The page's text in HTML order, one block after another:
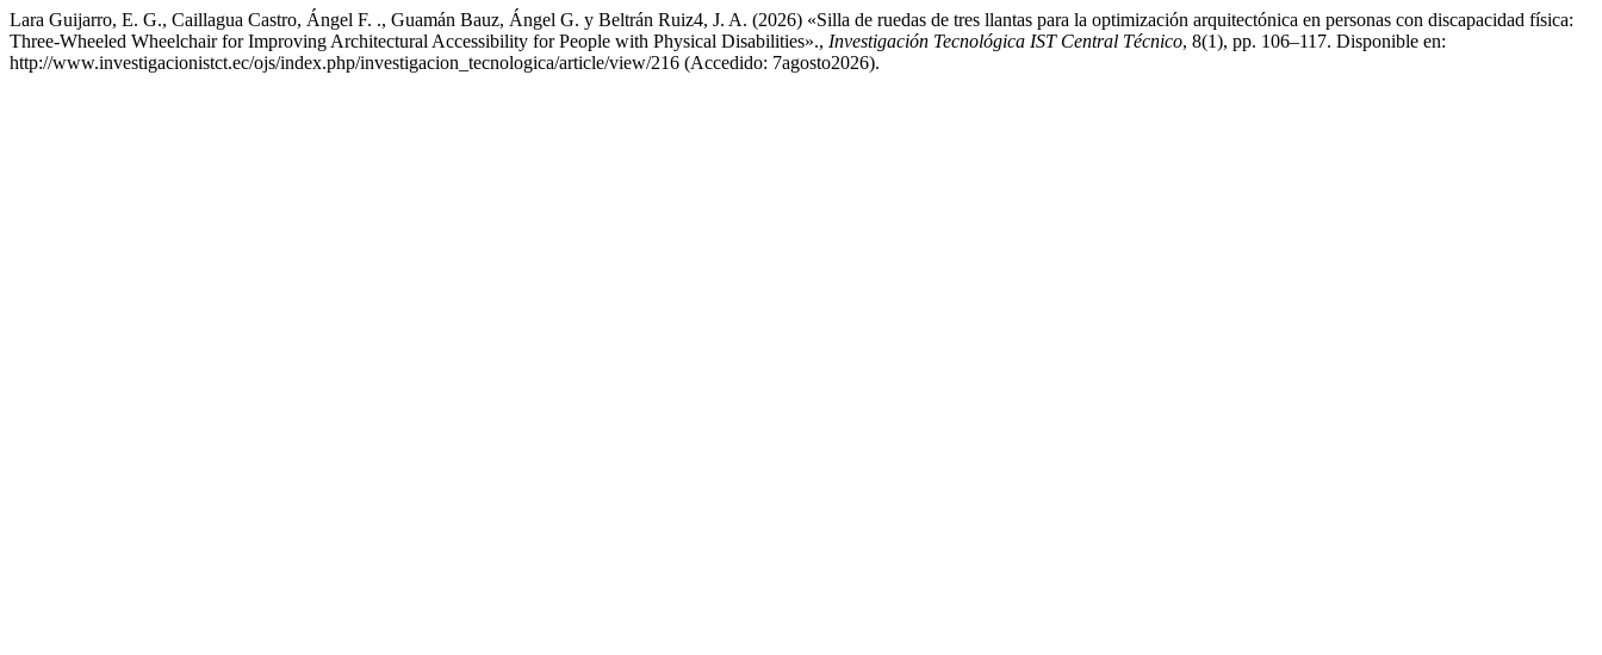
Lara Guijarro, E. G., Caillagua Castro, Ángel F. ., Guamán Bauz, Ángel G. y Beltrán Ruiz4, J. A. (2026) «Silla de ruedas de tres llantas para la optimización arquitectónica en personas con discapacidad física:
Three-Wheeled Wheelchair for Improving Architectural Accessibility for People with Physical Disabilities»., Investigación Tecnológica IST Central Técnico, 8(1), pp. 106–117. Disponible en:
http://www.investigacionistct.ec/ojs/index.php/investigacion_tecnologica/article/view/216 (Accedido: 7agosto2026).